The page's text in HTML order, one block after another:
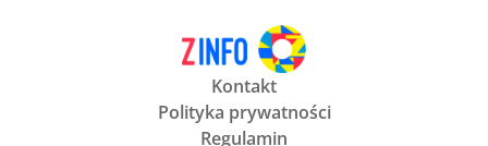
Kontakt
Polityka prywatności
Regulamin